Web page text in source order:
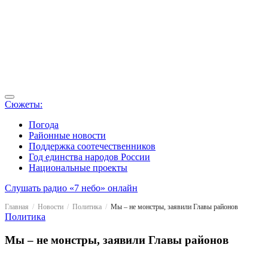
Сюжеты:
Погода
Районные новости
Поддержка соотечественников
Год единства народов России
Национальные проекты
Слушать радио «7 небо» онлайн
Главная Новости Политика Мы – не монстры, заявили Главы районов
Политика
Мы – не монстры, заявили Главы районов